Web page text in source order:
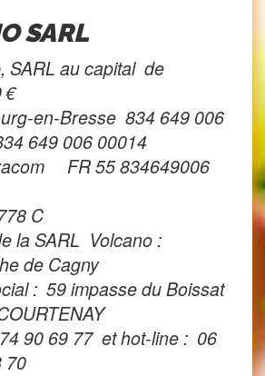
SARL
, SARL au capital de
€
en-Bresse 834 649 006
649 006 00014
FR 55 834649006
C
la SARL Volcano :
de Cagny
: 59 impasse du Boissat
90 69 77 et hot-line : 06
70